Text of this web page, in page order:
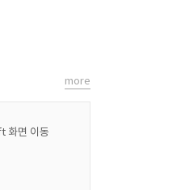
화면 이동
more